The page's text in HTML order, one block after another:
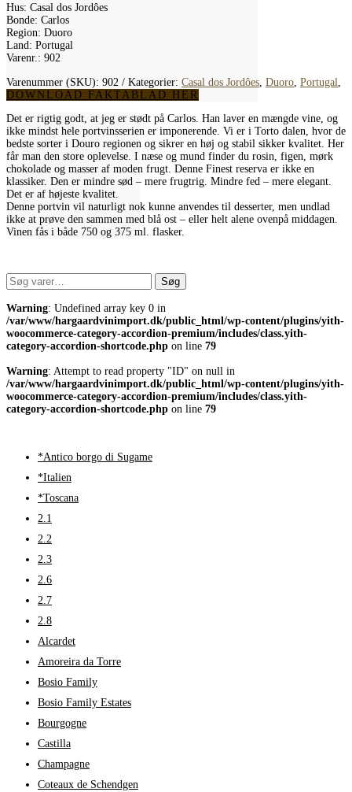
Hus: Casal dos Jordôes
Bonde: Carlos
Region: Duoro
Land: Portugal
Varenr.: 902
Varenummer (SKU): 902 Kategorier: Casal dos Jordôes Duoro Portugal
DOWNLOAD FAKTABLAD HER
Det er rigtig godt, at jeg er stødt på Carlos. Han laver en mængde vine, og
ikke mindst hele portvinsserien er imponerende. Vi er i Torto dalen, hvor de
bedste sorter i Douro regionen og sikrer en høj og stabil sikker kvalitet. Her
får man den store oplevelse. I næse og mund finder du rosin, figen, mørk
chokolade og masser af moden frugt. Denne Finest reserva er ikke en
klassiker. Den er mindre sød – mere frugtrig. Mindre fed – mere elegant.
Det er af højeste kvalitet.
Denne portvin vil naturligt nok kunne anvendes til desserter, men undlad
ikke at prøve den sammen med blå ost – eller helt alene ovenpå middagen.
Vinen fås i både 750 og 375 ml. flasker.
Søg
efter:
Søg
Warning: Undefined array key 0 in
/var/www/hargaardvinimport.dk/public_html/wp-content/plugins/yith-
woocommerce-category-accordion-premium/includes/class.yith-
category-accordion-shortcode.php on line 79
Warning: Attempt to read property "ID" on null in
/var/www/hargaardvinimport.dk/public_html/wp-content/plugins/yith-
woocommerce-category-accordion-premium/includes/class.yith-
category-accordion-shortcode.php on line 79
*Antico borgo di Sugame
*Italien
*Toscana
2.1
2.2
2.3
2.6
2.7
2.8
Alcardet
Amoreira da Torre
Bosio Family
Bosio Family Estates
Bourgogne
Castilla
Champagne
Coteaux de Schendgen